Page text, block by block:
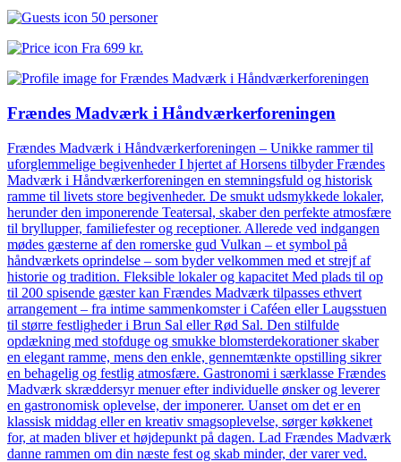
50 personer
Fra 699 kr.
Frændes Madværk i Håndværkerforeningen
Frændes Madværk i Håndværkerforeningen – Unikke rammer til
uforglemmelige begivenheder I hjertet af Horsens tilbyder Frændes
Madværk i Håndværkerforeningen en stemningsfuld og historisk
ramme til livets store begivenheder. De smukt udsmykkede lokaler,
herunder den imponerende Teatersal, skaber den perfekte atmosfære
til bryllupper, familiefester og receptioner. Allerede ved indgangen
mødes gæsterne af den romerske gud Vulkan – et symbol på
håndværkets oprindelse – som byder velkommen med et strejf af
historie og tradition. Fleksible lokaler og kapacitet Med plads til op
til 200 spisende gæster kan Frændes Madværk tilpasses ethvert
arrangement – fra intime sammenkomster i Caféen eller Laugsstuen
til større festligheder i Brun Sal eller Rød Sal. Den stilfulde
opdækning med stofduge og smukke blomsterdekorationer skaber
en elegant ramme, mens den enkle, gennemtænkte opstilling sikrer
en behagelig og festlig atmosfære. Gastronomi i særklasse Frændes
Madværk skræddersyr menuer efter individuelle ønsker og leverer
en gastronomisk oplevelse, der imponerer. Uanset om det er en
klassisk middag eller en kreativ smagsoplevelse, sørger køkkenet
for, at maden bliver et højdepunkt på dagen. Lad Frændes Madværk
danne rammen om din næste fest og skab minder, der varer ved.